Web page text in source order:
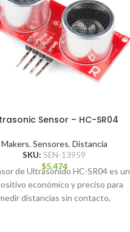
Sensor – HC-SR04
Makers, Sensores, Distancia
SKU: SEN-13959
$5.474
de Ultrasonido HC-SR04 es un
económico y preciso para
distancias sin contacto,